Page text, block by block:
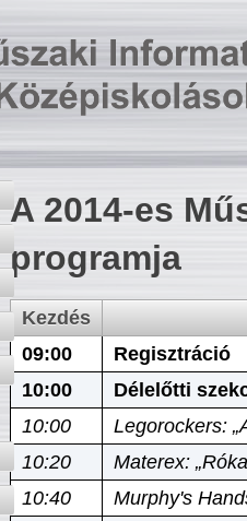
A 2014-es
programja
Kezdés
09:00
Regisztráció
10:00
Délelőtti
10:00
Legorockers:
10:20
Materex:
10:40
Murphy's